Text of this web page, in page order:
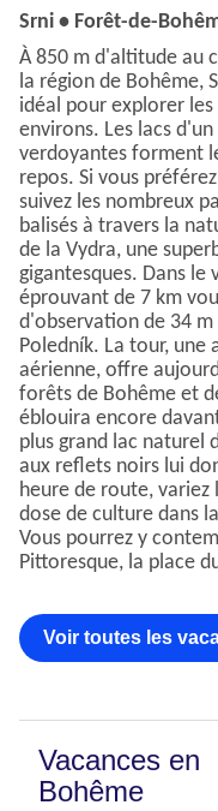
Srni • Forêt-de-
À 850 m d'altitude au
la région de Bohême,
idéal pour explorer
environs. Les lacs
verdoyantes forment
repos. Si vous
suivez les nombreux
balisés à travers la
de la Vydra, une
gigantesques. Dans le
éprouvant de 7 km
d'observation de 34
Poledník. La tour, une
aérienne, offre
forêts de Bohême et
éblouira encore
plus grand lac naturel
aux reflets noirs lui
heure de route,
dose de culture dans
Vous pourrez y
Pittoresque, la place
Voir toutes les
Vacances en
Bohême